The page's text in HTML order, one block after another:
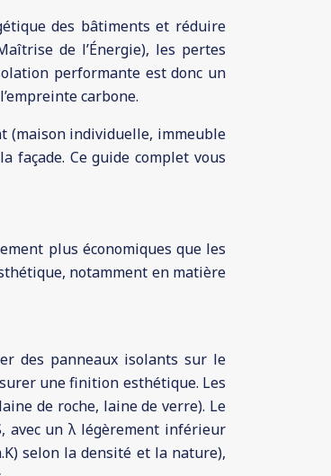
des bâtiments et réduire
de l’Énergie), les pertes
performante est donc un
carbone.
(maison individuelle, immeuble
façade. Ce guide complet vous
plus économiques que les
notamment en matière
des panneaux isolants sur le
une finition esthétique. Les
de roche, laine de verre). Le
avec un λ légèrement inférieur
selon la densité et la nature),